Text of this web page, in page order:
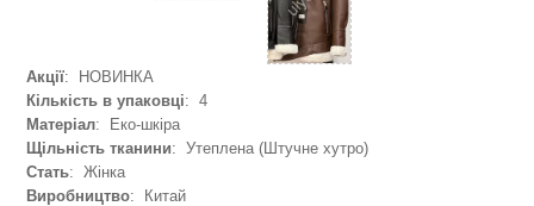
Акції: НОВИНКА
Кількість в упаковці: 4
Матеріал: Еко-шкіра
Щільність тканини: Утеплена (Штучне хутро)
Стать: Жінка
Виробництво: Китай